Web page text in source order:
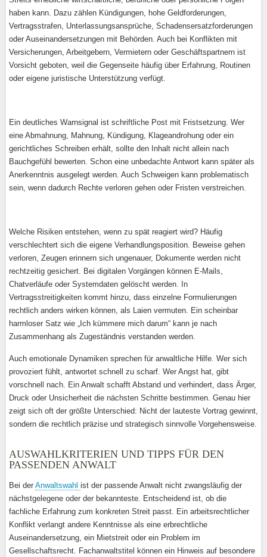
haben kann. Dazu zählen Kündigungen, hohe Geldforderungen,
Vertragsstrafen, Unterlassungsansprüche, Schadensersatzforderungen
oder Auseinandersetzungen mit Behörden. Auch bei Konflikten mit
Versicherungen, Arbeitgebern, Vermietern oder Geschäftspartnern ist
Vorsicht geboten, weil die Gegenseite häufig über Erfahrung, Routinen
oder eigene juristische Unterstützung verfügt.
Ein deutliches Warnsignal ist schriftliche Post mit Fristsetzung. Wer
eine Abmahnung, Mahnung, Kündigung, Klageandrohung oder ein
gerichtliches Schreiben erhält, sollte den Inhalt nicht allein nach
Bauchgefühl bewerten. Schon eine unbedachte Antwort kann später als
Anerkenntnis ausgelegt werden. Auch Schweigen kann problematisch
sein, wenn dadurch Rechte verloren gehen oder Fristen verstreichen.
Welche Risiken entstehen, wenn zu spät reagiert wird? Häufig
verschlechtert sich die eigene Verhandlungsposition. Beweise gehen
verloren, Zeugen erinnern sich ungenauer, Dokumente werden nicht
rechtzeitig gesichert. Bei digitalen Vorgängen können E-Mails,
Chatverläufe oder Systemdaten gelöscht werden. In
Vertragsstreitigkeiten kommt hinzu, dass einzelne Formulierungen
rechtlich anders wirken können, als Laien vermuten. Ein scheinbar
harmloser Satz wie „Ich kümmere mich darum“ kann je nach
Zusammenhang als Zugeständnis verstanden werden.
Auch emotionale Dynamiken sprechen für anwaltliche Hilfe. Wer sich
provoziert fühlt, antwortet schnell zu scharf. Wer Angst hat, gibt
vorschnell nach. Ein Anwalt schafft Abstand und verhindert, dass Ärger,
Druck oder Unsicherheit die nächsten Schritte bestimmen. Genau hier
zeigt sich oft der größte Unterschied: Nicht der lauteste Vortrag gewinnt,
sondern die rechtlich präzise und strategisch sinnvolle Vorgehensweise.
AUSWAHLKRITERIEN UND TIPPS FÜR DEN
PASSENDEN ANWALT
Bei der Anwaltswahl ist der passende Anwalt nicht zwangsläufig der
nächstgelegene oder der bekannteste. Entscheidend ist, ob die
fachliche Erfahrung zum konkreten Streit passt. Ein arbeitsrechtlicher
Konflikt verlangt andere Kenntnisse als eine erbrechtliche
Auseinandersetzung, ein Mietstreit oder ein Problem im
Gesellschaftsrecht. Fachanwaltstitel können ein Hinweis auf besondere